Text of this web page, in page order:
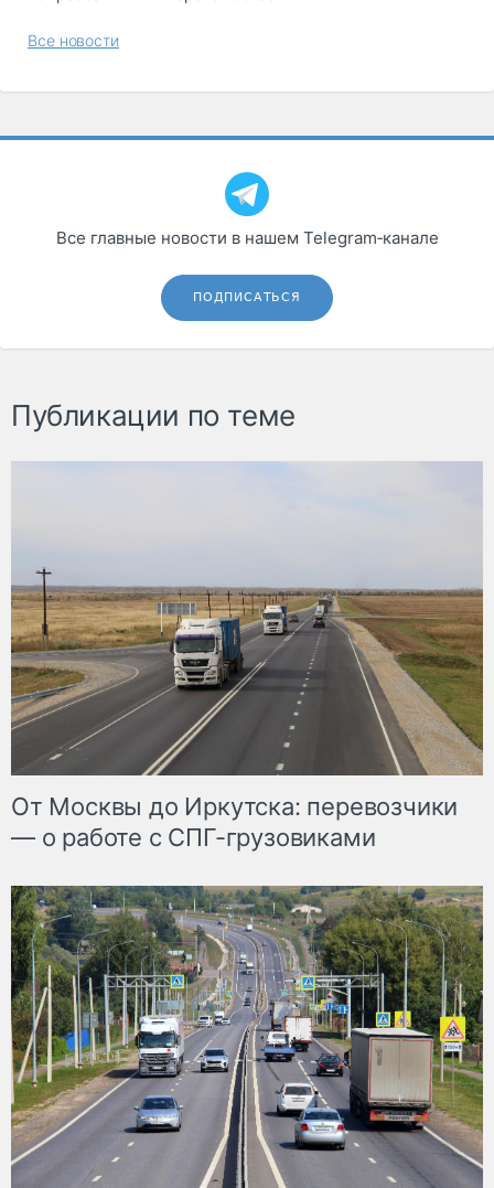
Все новости
Все главные новости в нашем Telegram‑канале
ПОДПИСАТЬСЯ
Публикации по теме
От Москвы до Иркутска: перевозчики
— о работе с СПГ-грузовиками